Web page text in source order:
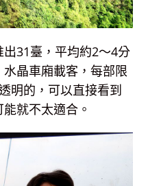
出31臺，平均約2～4分
晶車廂載客，每部限
明的，可以直接看到
就不太適合。